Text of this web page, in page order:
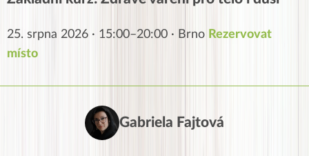
25. srpna 2026 · 15:00–20:00 · Brno Rezervovat
místo
Gabriela Fajtová